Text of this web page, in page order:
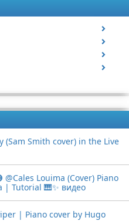
(Sam Smith cover) in the Live
@Cales Louima (Cover) Piano
Tutorial 🎹✨ видео
| Piano cover by Hugo